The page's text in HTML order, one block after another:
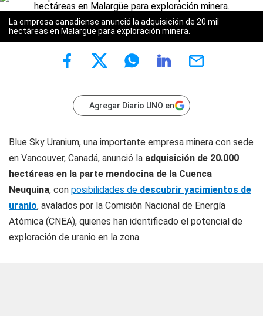
La empresa canadiense anunció la adquisición de 20 mil
hectáreas en Malargüe para exploración minera.
Agregar Diario UNO en
Blue Sky Uranium, una importante empresa minera con sede
en Vancouver, Canadá, anunció la adquisición de 20.000
hectáreas en la parte mendocina de la Cuenca
Neuquina, con posibilidades de descubrir yacimientos de
uranio, avalados por la Comisión Nacional de Energía
Atómica (CNEA), quienes han identificado el potencial de
exploración de uranio en la zona.